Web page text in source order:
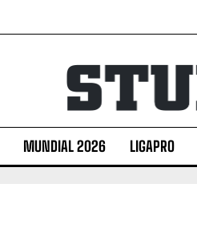
MUNDIAL 2026 LIGAPRO